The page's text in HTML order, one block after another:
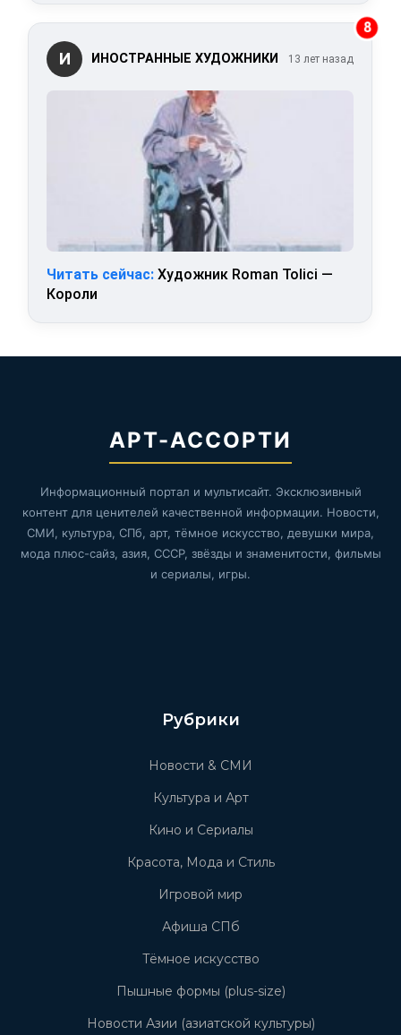
8
И ИНОСТРАННЫЕ ХУДОЖНИКИ 13 лет назад
Читать сейчас: Художник Roman Tolici —
Короли
АРТ-АССОРТИ
Информационный портал и мультисайт. Эксклюзивный
контент для ценителей качественной информации. Новости,
СМИ, культура, СПб, арт, тёмное искусство, девушки мира,
мода плюс-сайз, азия, СССР, звёзды и знаменитости, фильмы
и сериалы, игры.
Рубрики
Новости & СМИ
Культура и Арт
Кино и Сериалы
Красота, Мода и Стиль
Игровой мир
Афиша СПб
Тёмное искусство
Пышные формы (plus-size)
Новости Азии (азиатской культуры)